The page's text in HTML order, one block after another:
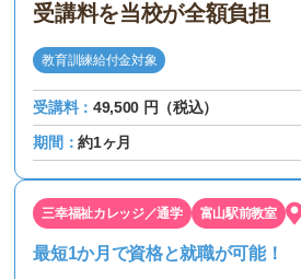
受講料を当校が全額負担
教育訓練給付金対象
受講料：49,500 円（税込）
期間：約1ヶ月
三幸福祉カレッジ／通学 富山駅前教室
最短1か月で資格と就職が可能！